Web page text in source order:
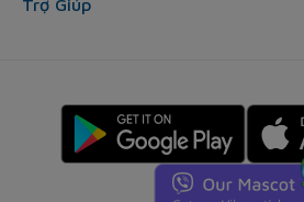
Trợ Giúp